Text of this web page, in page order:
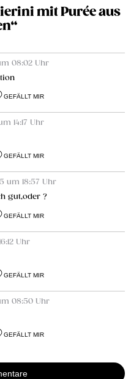
mit Purée aus
08:02 Uhr
GEFÄLLT MIR
14:17 Uhr
GEFÄLLT MIR
um 18:57 Uhr
gut,oder ?
GEFÄLLT MIR
Uhr
GEFÄLLT MIR
08:50 Uhr
GEFÄLLT MIR